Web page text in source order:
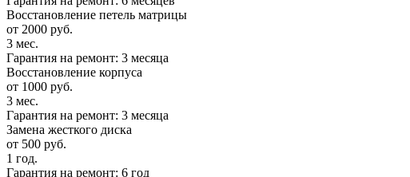
Восстановление петель матрицы
от 2000 руб.
3 мес.
Гарантия на ремонт: 3 месяца
Восстановление корпуса
от 1000 руб.
3 мес.
Гарантия на ремонт: 3 месяца
Замена жесткого диска
от 500 руб.
1 год.
Гарантия на ремонт: 6 год